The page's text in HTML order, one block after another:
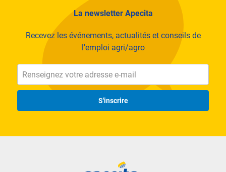
La newsletter Apecita
Recevez les événements, actualités et conseils de
l'emploi agri/agro
S'inscrire